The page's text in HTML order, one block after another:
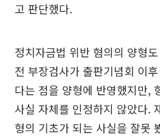
고 판단했다.
정치자금법 위반 혐의의 양형
전 부장검사가 출판기념회 이
다는 점을 양형에 반영했지만,
사실 자체를 인정하지 않았다.
형의 기초가 되는 사실을 잘못